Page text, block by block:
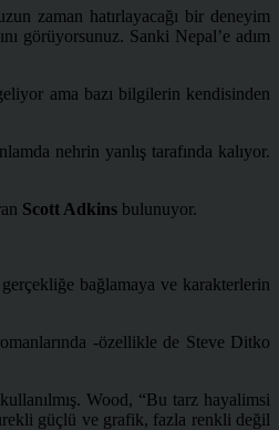
zaman hatırlayacağı bir deneyim
görüyorsunuz. Sanki Nepal’e adım
ama bazı bilgilerin kendisinden
nehrin yanlış tarafında kalıyor.
Scott Adkins bulunuyor.
bağlamaya ve karakterlerin
-özellikle de Steve Ditko
Wood, “Bu tarz hayalimsi
güçlü ve grafik, fazla renkli değil